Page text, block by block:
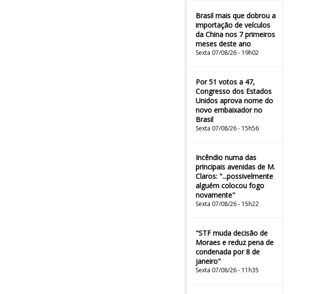
Brasil mais que dobrou a
importação de veículos
da China nos 7 primeiros
meses deste ano
Sexta 07/08/26 - 19h02
Por 51 votos a 47,
Congresso dos Estados
Unidos aprova nome do
novo embaixador no
Brasil
Sexta 07/08/26 - 15h56
Incêndio numa das
principais avenidas de M.
Claros: "...possivelmente
alguém colocou fogo
novamente"
Sexta 07/08/26 - 15h22
"STF muda decisão de
Moraes e reduz pena de
condenada por 8 de
janeiro"
Sexta 07/08/26 - 11h35